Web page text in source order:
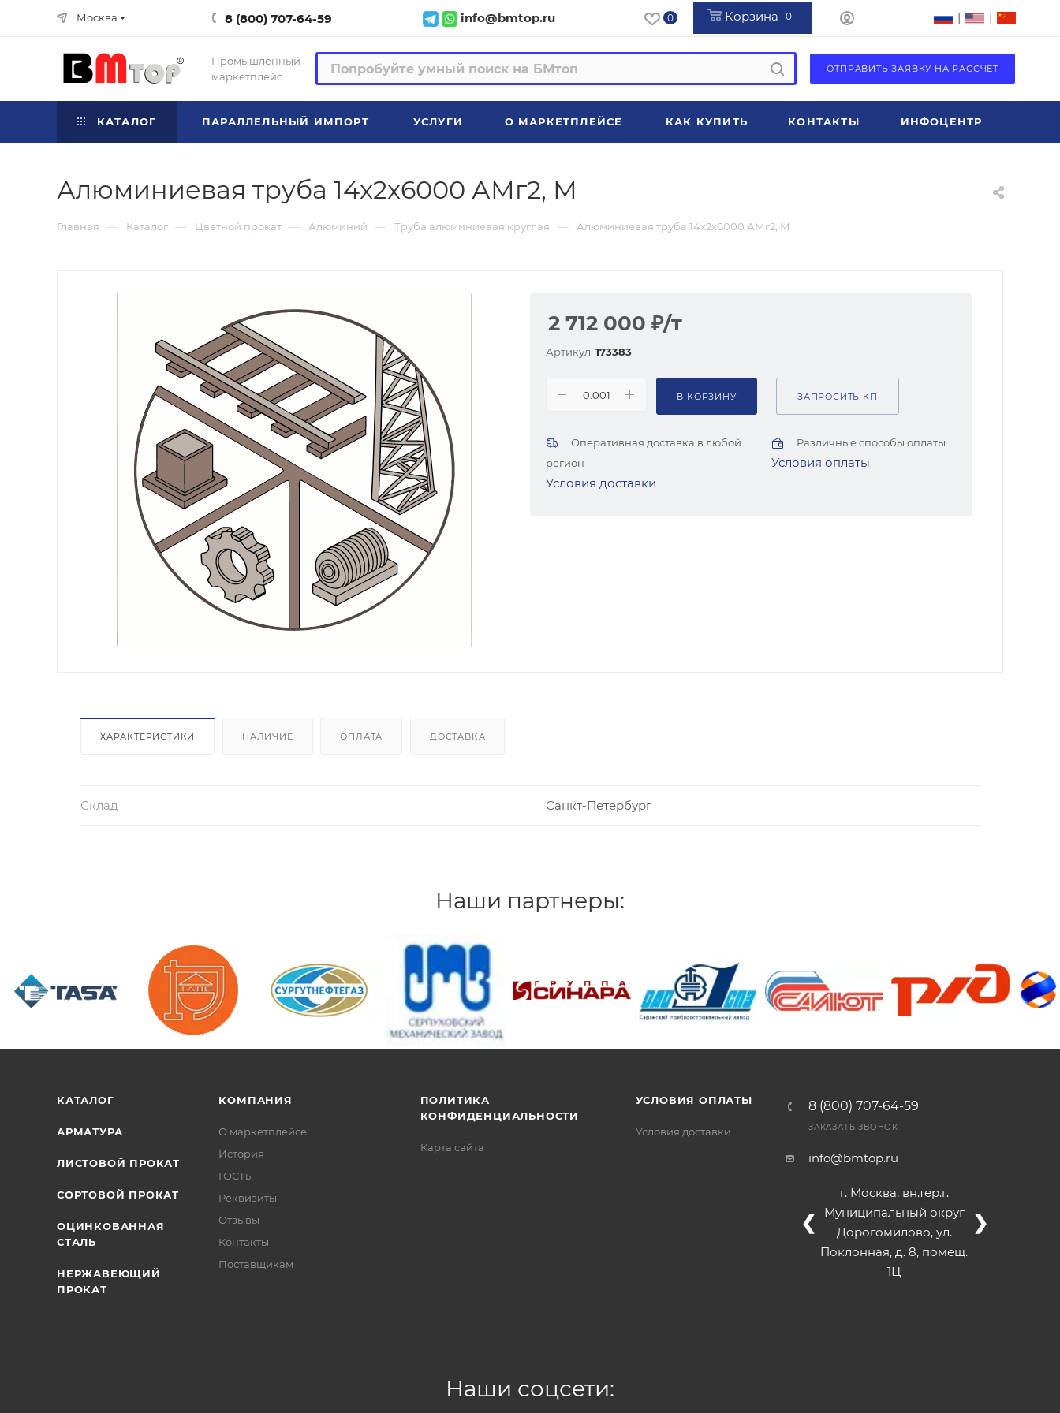
Москва 8 (800) 707-64-59 info@bmtop.ru 0 Корзина 0 | |
Промышленный
маркетплейс
ОТПРАВИТЬ ЗАЯВКУ НА РАССЧЕТ
КАТАЛОГ ПАРАЛЛЕЛЬНЫЙ ИМПОРТ УСЛУГИ О МАРКЕТПЛЕЙСЕ КАК КУПИТЬ КОНТАКТЫ ИНФОЦЕНТР
Алюминиевая труба 14x2x6000 АМг2, М
Главная — Каталог — Цветной прокат — Алюминий — Труба алюминиевая круглая — Алюминиевая труба 14x2x6000 АМг2, М
2 712 000 ₽/т
Артикул: 173383
В КОРЗИНУ ЗАПРОСИТЬ КП
Оперативная доставка в любой
регион
Условия доставки
Различные способы оплаты
Условия оплаты
ХАРАКТЕРИСТИКИ НАЛИЧИЕ ОПЛАТА ДОСТАВКА
Склад Санкт-Петербург
Наши партнеры:
КАТАЛОГ
АРМАТУРА
ЛИСТОВОЙ ПРОКАТ
СОРТОВОЙ ПРОКАТ
ОЦИНКОВАННАЯ
СТАЛЬ
НЕРЖАВЕЮЩИЙ
ПРОКАТ
КОМПАНИЯ
О маркетплейсе
История
ГОСТы
Реквизиты
Отзывы
Контакты
Поставщикам
ПОЛИТИКА
КОНФИДЕНЦИАЛЬНОСТИ
Карта сайта
УСЛОВИЯ ОПЛАТЫ
Условия доставки
8 (800) 707-64-59
ЗАКАЗАТЬ ЗВОНОК
info@bmtop.ru
г. Москва, вн.тер.г.
Муниципальный округ
Дорогомилово, ул.
Поклонная, д. 8, помещ.
1Ц
❮ ❯
Наши соцсети: